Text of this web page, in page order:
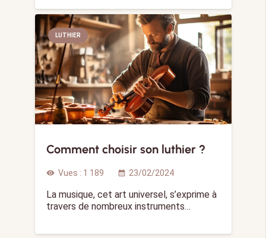
LUTHIER
Comment choisir son luthier ?
visibility Vues : 1 189 calendar_month 23/02/2024
La musique, cet art universel, s’exprime à
travers de nombreux instruments…